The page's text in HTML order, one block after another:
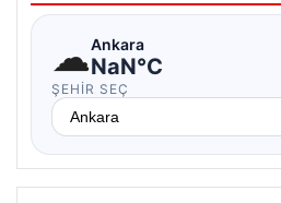
☁Ankara
NaN°C
ŞEHIR SEÇ